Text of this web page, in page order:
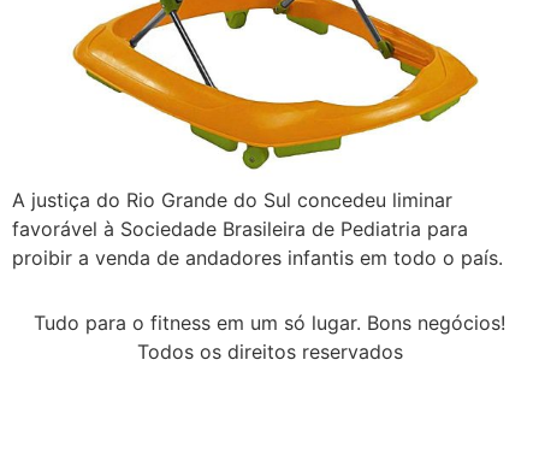
A justiça do Rio Grande do Sul concedeu liminar
favorável à Sociedade Brasileira de Pediatria para
proibir a venda de andadores infantis em todo o país.
Tudo para o fitness em um só lugar. Bons negócios!
Todos os direitos reservados